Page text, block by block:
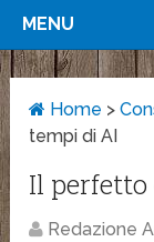
MENU
Home >
tempi di AI
Il
Redazione